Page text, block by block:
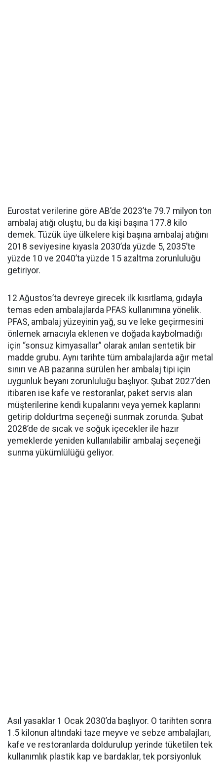
Eurostat verilerine göre AB’de 2023’te 79.7 milyon ton
ambalaj atığı oluştu, bu da kişi başına 177.8 kilo
demek. Tüzük üye ülkelere kişi başına ambalaj atığını
2018 seviyesine kıyasla 2030’da yüzde 5, 2035’te
yüzde 10 ve 2040’ta yüzde 15 azaltma zorunluluğu
getiriyor.
12 Ağustos’ta devreye girecek ilk kısıtlama, gıdayla
temas eden ambalajlarda PFAS kullanımına yönelik.
PFAS, ambalaj yüzeyinin yağ, su ve leke geçirmesini
önlemek amacıyla eklenen ve doğada kaybolmadığı
için “sonsuz kimyasallar” olarak anılan sentetik bir
madde grubu. Aynı tarihte tüm ambalajlarda ağır metal
sınırı ve AB pazarına sürülen her ambalaj tipi için
uygunluk beyanı zorunluluğu başlıyor. Şubat 2027’den
itibaren ise kafe ve restoranlar, paket servis alan
müşterilerine kendi kupalarını veya yemek kaplarını
getirip doldurtma seçeneği sunmak zorunda. Şubat
2028’de de sıcak ve soğuk içecekler ile hazır
yemeklerde yeniden kullanılabilir ambalaj seçeneği
sunma yükümlülüğü geliyor.
Asıl yasaklar 1 Ocak 2030’da başlıyor. O tarihten sonra
1.5 kilonun altındaki taze meyve ve sebze ambalajları,
kafe ve restoranlarda doldurulup yerinde tüketilen tek
kullanımlık plastik kap ve bardaklar, tek porsiyonluk